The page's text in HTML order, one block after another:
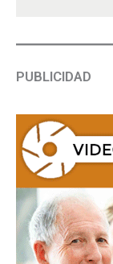
PUBLICIDAD